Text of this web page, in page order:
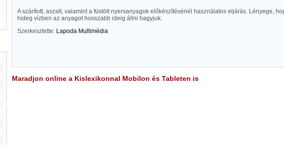
A szárított, aszalt, valamint a füstölt nyersanyagok előkészítésénél használatos eljárás. Lényege,
hideg vízben az anyagot hosszabb ideig állni hagyjuk.
Szerkesztette: Lapoda Multimédia
Maradjon online a Kislexikonnal Mobilon és Tableten is